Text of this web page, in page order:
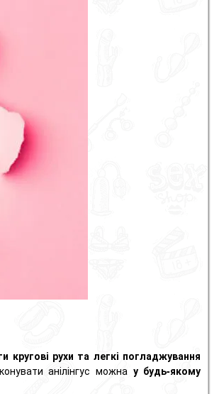
кругові рухи та легкі погладжування
анілінгус можна у будь-якому